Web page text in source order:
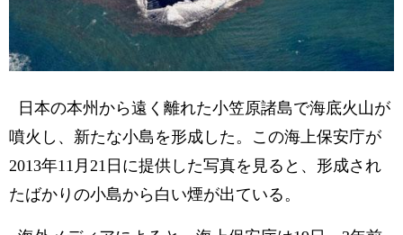
日本の本州から遠く離れた小笠原諸島で海底火山が
噴火し、新たな小島を形成した。この海上保安庁が
2013年11月21日に提供した写真を見ると、形成され
たばかりの小島から白い煙が出ている。